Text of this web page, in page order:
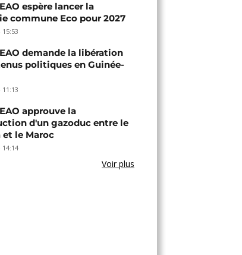
espère lancer la
commune Eco pour 2027
15:53
demande la libération
politiques en Guinée-
11:13
approuve la
d'un gazoduc entre le
et le Maroc
14:14
Voir plus